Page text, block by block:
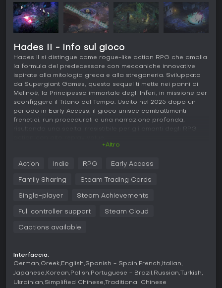
Hades II - info sul gioco
Hades II si distingue come rogue-like action RPG che amplia
la formula del predecessore con meccaniche innovative
ispirate alla mitologia greca e alla stregoneria. Sviluppato
da Supergiant Games, questo sequel ti mette nei panni di
Melinoë, la Principessa immortale degli Inferi, in missione per
sconfiggere il Titano del Tempo. Uscito nel 2025 dopo un
periodo in Early Access, il gioco unisce combattimenti
frenetici, run procedurali e una narrazione profonda,
risultando una scelta irresistibile per gli amanti degli RPG
In Hades II, il ciclo principale consiste nell'esplorare aree
generate proceduralmente in un mondo mitico, affrontando
Melinoë, che brandisce armi leggendarie intrise di antica
Zeus. Il combattimento premia le scelte tattiche, con infinite
incantesimi. Le novità includono l'Altare delle Ceneri per
favoriscono il progresso tra le run.
Il gioco presenta una seconda area oltre gli Inferi iniziali,
per variare esplorazione e sfide. Ogni fallimento affina la
+Altro
Action Indie RPG Early Access
Family Sharing Steam Trading Cards
Single-player Steam Achievements
Full controller support Steam Cloud
Captions available
Interfaccia:
German Greek English Spanish - Spain French Italian
Japanese Korean Polish Portuguese - Brazil Russian
Turkish
Ukrainian Simplified Chinese Traditional Chinese